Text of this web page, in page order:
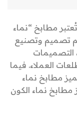
تُعتبر مطابخ “نماء
تصميم وتصنيع
التصميمات
العملاء. فيما
مطابخ نماء
مطابخ نماء الكون